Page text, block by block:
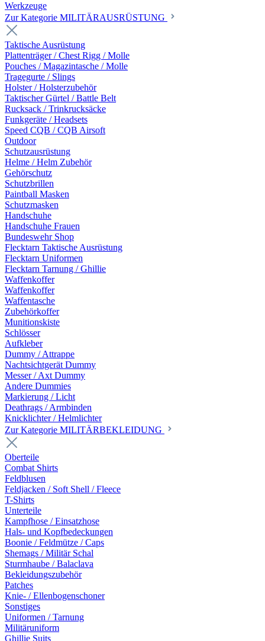
Werkzeuge
Zur Kategorie MILITÄRAUSRÜSTUNG
Taktische Ausrüstung
Plattenträger / Chest Rigg / Molle
Pouches / Magazintasche / Molle
Tragegurte / Slings
Holster / Holsterzubehör
Taktischer Gürtel / Battle Belt
Rucksack / Trinkrucksäcke
Funkgeräte / Headsets
Speed CQB / CQB Airsoft
Outdoor
Schutzausrüstung
Helme / Helm Zubehör
Gehörschutz
Schutzbrillen
Paintball Masken
Schutzmasken
Handschuhe
Handschuhe Frauen
Bundeswehr Shop
Flecktarn Taktische Ausrüstung
Flecktarn Uniformen
Flecktarn Tarnung / Ghillie
Waffenkoffer
Waffenkoffer
Waffentasche
Zubehörkoffer
Munitionskiste
Schlösser
Aufkleber
Dummy / Attrappe
Nachtsichtgerät Dummy
Messer / Axt Dummy
Andere Dummies
Markierung / Licht
Deathrags / Armbinden
Knicklichter / Helmlichter
Zur Kategorie MILITÄRBEKLEIDUNG
Oberteile
Combat Shirts
Feldblusen
Feldjacken / Soft Shell / Fleece
T-Shirts
Unterteile
Kampfhose / Einsatzhose
Hals- und Kopfbedeckungen
Boonie / Feldmütze / Caps
Shemags / Militär Schal
Sturmhaube / Balaclava
Bekleidungszubehör
Patches
Knie- / Ellenbogenschoner
Sonstiges
Uniformen / Tarnung
Militäruniform
Ghillie Suits